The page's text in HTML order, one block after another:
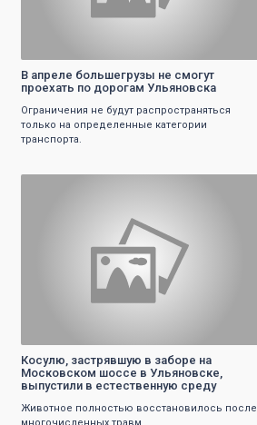
В апреле большегрузы не смогут
проехать по дорогам Ульяновска
Ограничения не будут распространяться
только на определенные категории
транспорта.
Косулю, застрявшую в заборе на
Московском шоссе в Ульяновске,
выпустили в естественную среду
Животное полностью восстановилось после